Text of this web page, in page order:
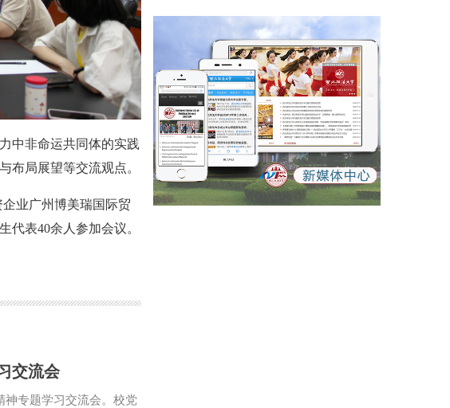
中非命运共同体的实践
布局展望等交流观点。
业广州博美瑞国际贸
代表40余人参加会议。
交流会
专题学习交流会。校党